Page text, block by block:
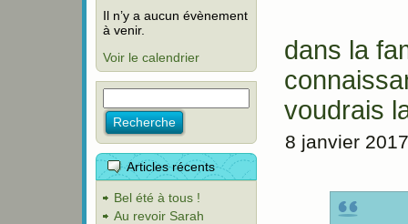
Il n’y a aucun évènement
à venir.
Voir le calendrier
Articles récents
Bel été à tous !
Au revoir Sarah
dans la
voudrais
8 janvier 2017